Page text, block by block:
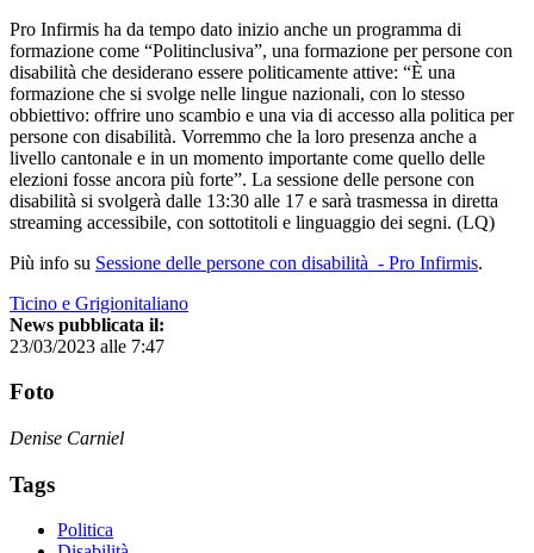
Pro Infirmis ha da tempo dato inizio anche un programma di
formazione come “Politinclusiva”, una formazione per persone con
disabilità che desiderano essere politicamente attive: “È una
formazione che si svolge nelle lingue nazionali, con lo stesso
obbiettivo: offrire uno scambio e una via di accesso alla politica per
persone con disabilità. Vorremmo che la loro presenza anche a
livello cantonale e in un momento importante come quello delle
elezioni fosse ancora più forte”. La sessione delle persone con
disabilità si svolgerà dalle 13:30 alle 17 e sarà trasmessa in diretta
streaming accessibile, con sottotitoli e linguaggio dei segni. (LQ)
Più info su Sessione delle persone con disabilità - Pro Infirmis.
Ticino e Grigionitaliano
News pubblicata il:
23/03/2023 alle 7:47
Foto
Denise Carniel
Tags
Politica